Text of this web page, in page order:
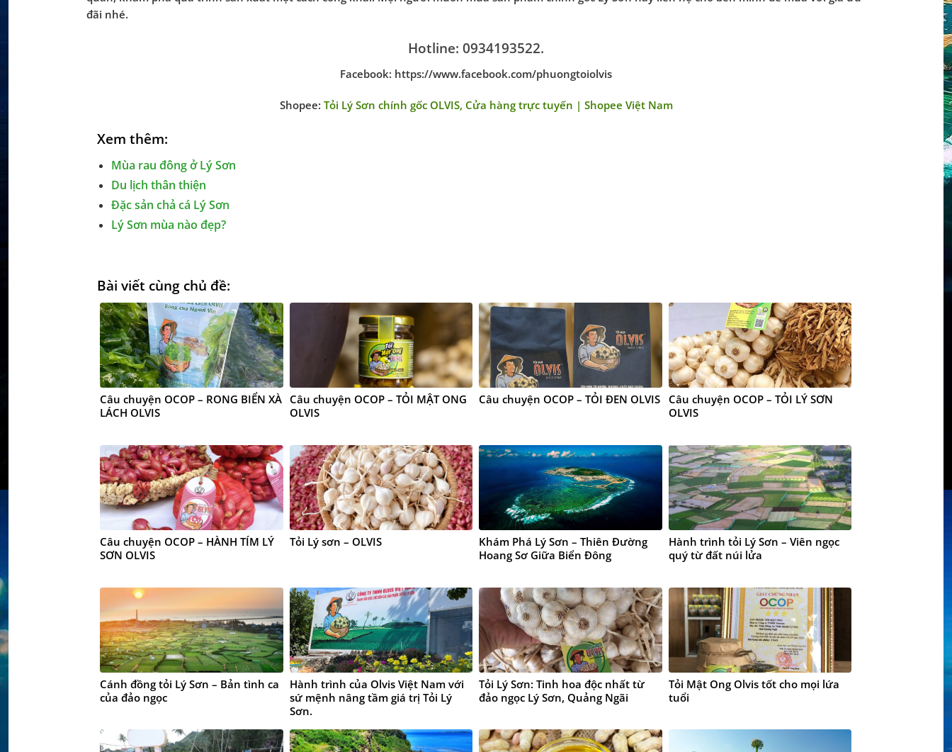
đãi nhé.
Hotline: 0934193522.
Facebook: https://www.facebook.com/phuongtoiolvis
Shopee: Tỏi Lý Sơn chính gốc OLVIS, Cửa hàng trực tuyến | Shopee Việt Nam
Xem thêm:
Mùa rau đông ở Lý Sơn
Du lịch thân thiện
Đặc sản chả cá Lý Sơn
Lý Sơn mùa nào đẹp?
Bài viết cùng chủ đề:
Câu chuyện OCOP – RONG BIỂN XÀ
LÁCH OLVIS
Câu chuyện OCOP – TỎI MẬT ONG
OLVIS
Câu chuyện OCOP – TỎI ĐEN OLVIS
Câu chuyện OCOP – TỎI LÝ SƠN
OLVIS
Câu chuyện OCOP – HÀNH TÍM LÝ
SƠN OLVIS
Tỏi Lý sơn – OLVIS
Khám Phá Lý Sơn – Thiên Đường
Hoang Sơ Giữa Biển Đông
Hành trình tỏi Lý Sơn – Viên ngọc
quý từ đất núi lửa
Cánh đồng tỏi Lý Sơn – Bản tình ca
của đảo ngọc
Hành trình của Olvis Việt Nam với
sứ mệnh nâng tầm giá trị Tỏi Lý
Sơn.
Tỏi Lý Sơn: Tinh hoa độc nhất từ
đảo ngọc Lý Sơn, Quảng Ngãi
Tỏi Mật Ong Olvis tốt cho mọi lứa
tuổi